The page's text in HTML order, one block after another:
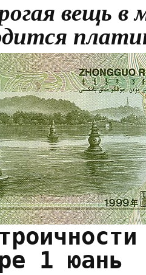
вещь в
1 юань